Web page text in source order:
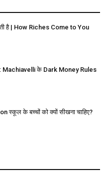
है | How Riches Come to You
Machiavelli के Dark Money Rules
स्कूल के बच्चों को क्यों सीखना चाहिए?